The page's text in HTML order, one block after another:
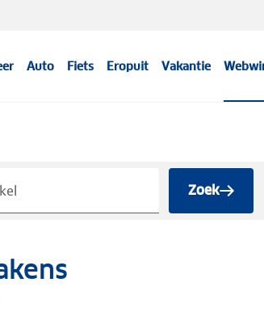
Auto Fiets Eropuit Vakantie
Zoek